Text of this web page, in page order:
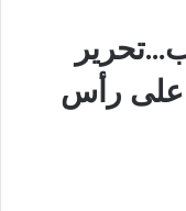
على رأس